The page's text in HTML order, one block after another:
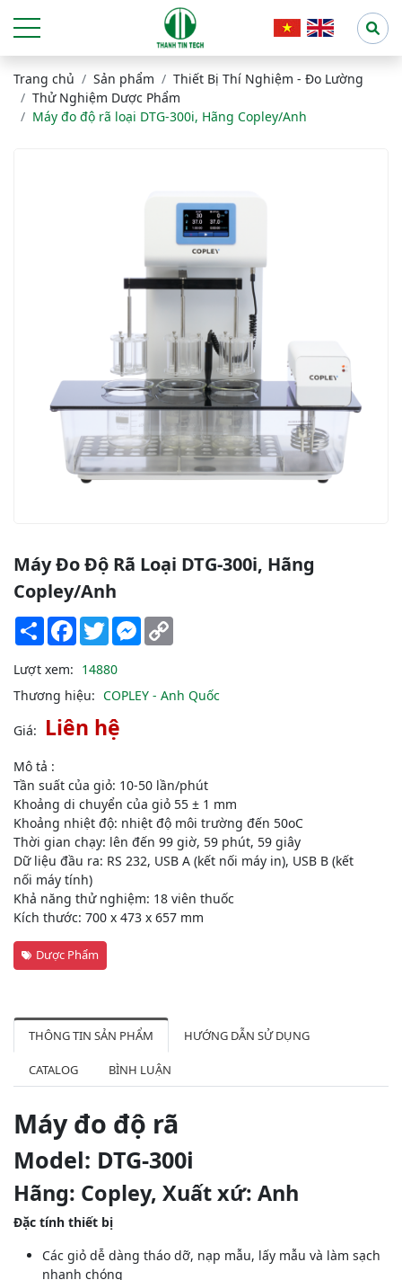
Trang chủ Sản phẩm
Thiết Bị Thí Nghiệm - Đo Lường
Thử Nghiệm Dược Phẩm
Máy đo độ rã loại DTG-300i, Hãng Copley/Anh
Máy Đo Độ Rã Loại DTG-300i, Hãng
Copley/Anh
Share Facebook
TwitterMessenger
Lượt xem: 14880
Thương hiệu: COPLEY - Anh Quốc
Giá: Liên hệ
Mô tả :
Tần suất của giỏ: 10-50 lần/phút
Khoảng di chuyển của giỏ 55 ± 1 mm
Khoảng nhiệt độ: nhiệt độ môi trường đến 50oC
Thời gian chạy: lên đến 99 giờ, 59 phút, 59 giây
Dữ liệu đầu ra: RS 232, USB A (kết nối máy in), USB B (kết
nối máy tính)
Khả năng thử nghiệm: 18 viên thuốc
Kích thước: 700 x 473 x 657 mm
Dược Phẩm
THÔNG TIN SẢN PHẨM HƯỚNG DẪN SỬ DỤNG
CATALOG BÌNH LUẬN
Máy đo độ rã
Model: DTG-300i
Hãng: Copley, Xuất xứ: Anh
Đặc tính thiết bị
Các giỏ dễ dàng tháo dỡ, nạp mẫu, lấy mẫu và làm sạch
nhanh chóng